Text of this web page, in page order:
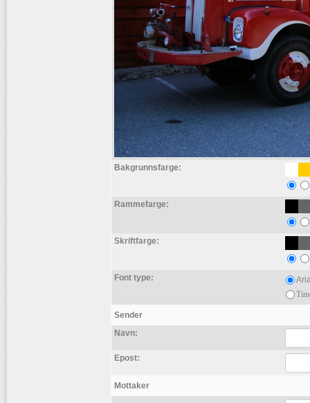
Bakgrunnsfarge:
Rammefarge:
Skriftfarge:
Font type:
Sender
Navn:
Epost:
Mottaker